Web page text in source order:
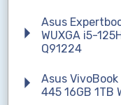
Asus
WUXGA i5-
Q91224
Asus
445 16GB 1TB